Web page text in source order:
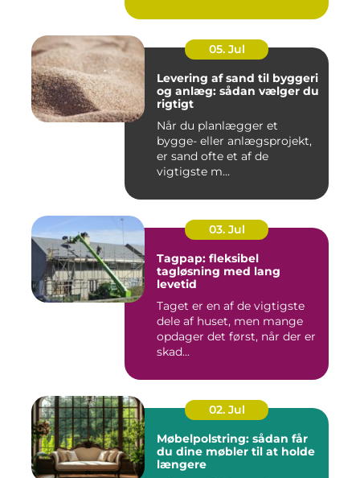
05. Jul
Levering af sand til byggeri
og anlæg: sådan vælger du
rigtigt
Når du planlægger et
bygge- eller anlægsprojekt,
er sand ofte et af de
vigtigste m...
03. Jul
Tagpap: fleksibel
tagløsning med lang
levetid
Taget er en af de vigtigste
dele af huset, men mange
opdager det først, når der er
skad...
02. Jul
Møbelpolstring: sådan får
du dine møbler til at holde
længere